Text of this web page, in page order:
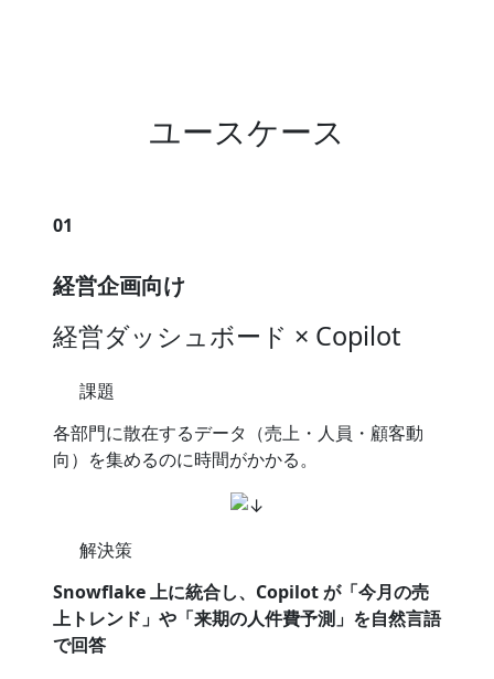
ユースケース
01
経営企画向け
経営ダッシュボード × Copilot
課題
各部門に散在するデータ（売上・人員・顧客動
向）を集めるのに時間がかかる。
解決策
Snowflake 上に統合し、Copilot が「今月の売
上トレンド」や「来期の人件費予測」を自然言語
で回答